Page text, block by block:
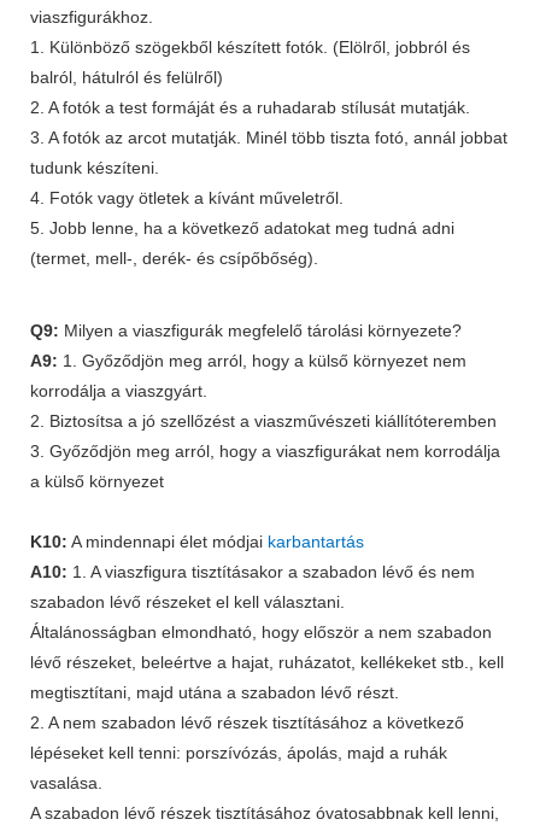
viaszfigurákhoz.
1. Különböző szögekből készített fotók. (Elölről, jobbról és
balról, hátulról és felülről)
2. A fotók a test formáját és a ruhadarab stílusát mutatják.
3. A fotók az arcot mutatják. Minél több tiszta fotó, annál jobbat
tudunk készíteni.
4. Fotók vagy ötletek a kívánt műveletről.
5. Jobb lenne, ha a következő adatokat meg tudná adni
(termet, mell-, derék- és csípőbőség).
Q9: Milyen a viaszfigurák megfelelő tárolási környezete?
A9: 1. Győződjön meg arról, hogy a külső környezet nem
korrodálja a viaszgyárt.
2. Biztosítsa a jó szellőzést a viaszművészeti kiállítóteremben
3. Győződjön meg arról, hogy a viaszfigurákat nem korrodálja
a külső környezet
K10: A mindennapi élet módjai karbantartás
A10: 1. A viaszfigura tisztításakor a szabadon lévő és nem
szabadon lévő részeket el kell választani.
Általánosságban elmondható, hogy először a nem szabadon
lévő részeket, beleértve a hajat, ruházatot, kellékeket stb., kell
megtisztítani, majd utána a szabadon lévő részt.
2. A nem szabadon lévő részek tisztításához a következő
lépéseket kell tenni: porszívózás, ápolás, majd a ruhák
vasalása.
A szabadon lévő részek tisztításához óvatosabbnak kell lenni,